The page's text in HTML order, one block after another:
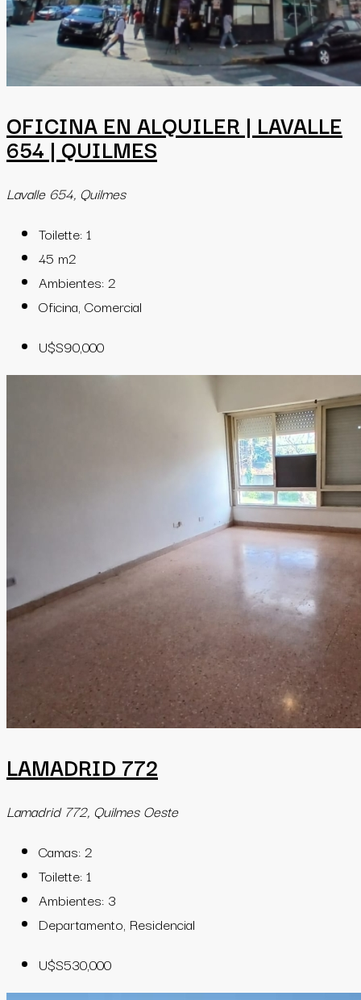
OFICINA EN ALQUILER | LAVALLE
654 | QUILMES
Lavalle 654, Quilmes
Toilette:1
45 m2
Ambientes:2
Oficina, Comercial
U$S90,000
LAMADRID 772
Lamadrid 772, Quilmes Oeste
Camas:2
Toilette:1
Ambientes: 3
Departamento, Residencial
U$S530,000